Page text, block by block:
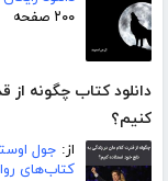
۲۰۰ صفحه
دانلود کتاب چگونه از
کنیم؟
از: جول
کتاب‌های